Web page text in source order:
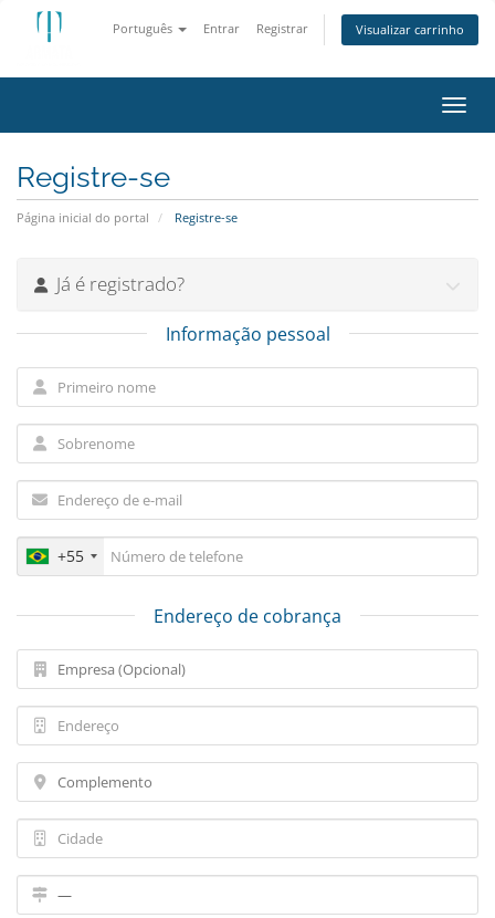
Português Entrar Registrar Visualizar carrinho
Registre-se
Página inicial do portal Registre-se
Já é registrado?
Informação pessoal
+55
Endereço de cobrança